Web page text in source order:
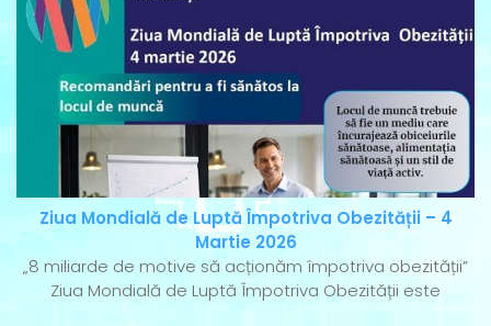
Ziua Mondială de Luptă Împotriva Obezității – 4
Martie 2026
„8 miliarde de motive să acționăm împotriva obezității”
Ziua Mondială de Luptă Împotriva Obezității este